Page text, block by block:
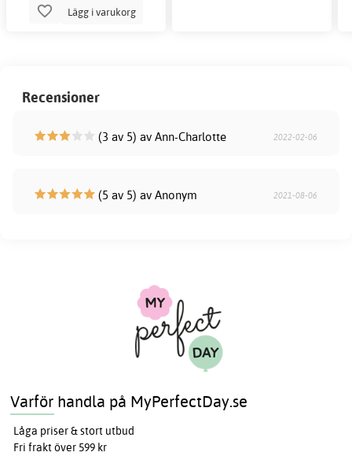
Lägg i varukorg
Recensioner
(3 av 5) av Ann-Charlotte 2022-02-06
(5 av 5) av Anonym 2021-08-06
Varför handla på MyPerfectDay.se
Låga priser & stort utbud
Fri frakt över 599 kr